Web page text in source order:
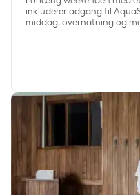
inkluderer adgang til
middag, overnatning og
HverdagSpa